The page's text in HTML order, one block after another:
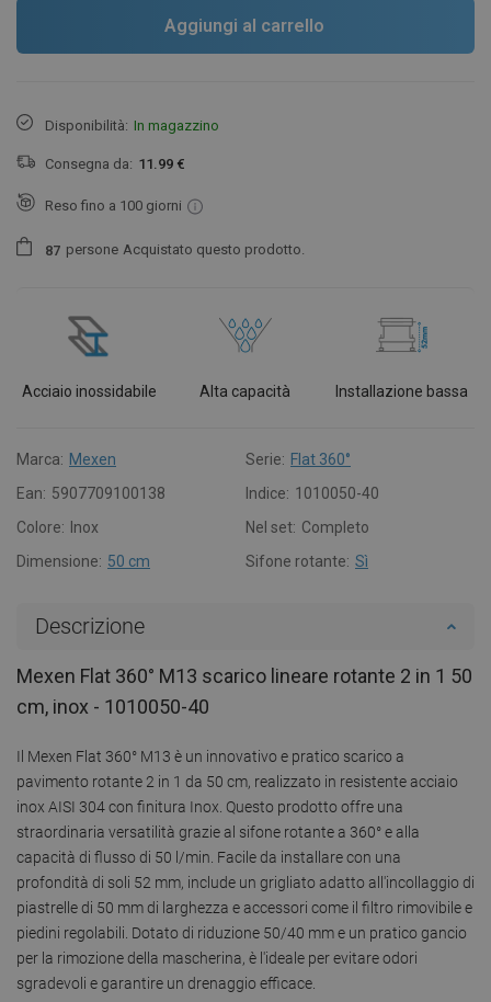
Aggiungi al carrello
Disponibilità: In magazzino
Consegna da: 11.99 €
Reso fino a 100 giorni
87 persone Acquistato questo prodotto.
Acciaio inossidabile Alta capacità Installazione bassa
Marca: Mexen Serie: Flat 360°
Ean: 5907709100138 Indice: 1010050-40
Colore:
Inox Nel set: Completo
Dimensione: 50 cm Sifone rotante: Sì
Descrizione
Mexen Flat 360° M13 scarico lineare rotante 2 in 1 50
cm, inox - 1010050-40
Il Mexen Flat 360° M13 è un innovativo e pratico scarico a
pavimento rotante 2 in 1 da 50 cm, realizzato in resistente acciaio
inox AISI 304 con finitura Inox. Questo prodotto offre una
straordinaria versatilità grazie al sifone rotante a 360° e alla
capacità di flusso di 50 l/min. Facile da installare con una
profondità di soli 52 mm, include un grigliato adatto all'incollaggio di
piastrelle di 50 mm di larghezza e accessori come il filtro rimovibile e
piedini regolabili. Dotato di riduzione 50/40 mm e un pratico gancio
per la rimozione della mascherina, è l'ideale per evitare odori
sgradevoli e garantire un drenaggio efficace.